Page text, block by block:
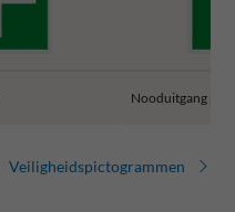
Nooduitgang
Veiligheidspictogrammen